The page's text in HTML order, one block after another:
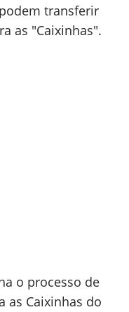
transferir
as "Caixinhas".
o processo de
as Caixinhas do